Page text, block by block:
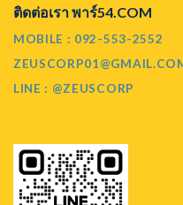
ติดต่อเรา พาร์54.COM
MOBILE : 092-553-2552
LINE : @ZEUSCORP